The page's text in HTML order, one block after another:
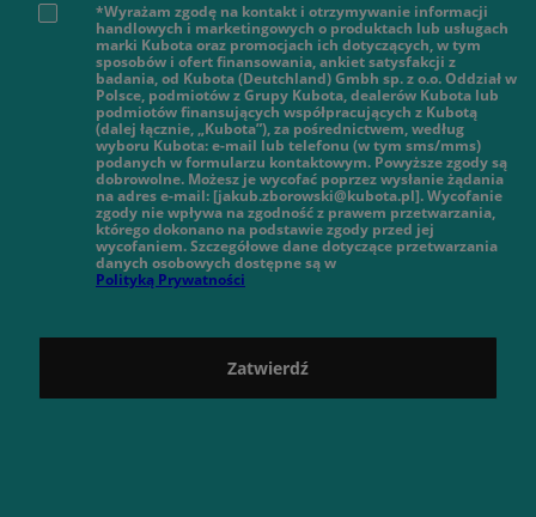
*Wyrażam zgodę na kontakt i otrzymywanie informacji
handlowych i marketingowych o produktach lub usługach
marki Kubota oraz promocjach ich dotyczących, w tym
sposobów i ofert finansowania, ankiet satysfakcji z
badania, od Kubota (Deutchland) Gmbh sp. z o.o. Oddział w
Polsce, podmiotów z Grupy Kubota, dealerów Kubota lub
podmiotów finansujących współpracujących z Kubotą
(dalej łącznie, „Kubota”), za pośrednictwem, według
wyboru Kubota: e-mail lub telefonu (w tym sms/mms)
podanych w formularzu kontaktowym. Powyższe zgody są
dobrowolne. Możesz je wycofać poprzez wysłanie żądania
na adres e-mail: [jakub.zborowski@kubota.pl]. Wycofanie
zgody nie wpływa na zgodność z prawem przetwarzania,
którego dokonano na podstawie zgody przed jej
wycofaniem. Szczegółowe dane dotyczące przetwarzania
danych osobowych dostępne są w
Polityką Prywatności
Zatwierdź